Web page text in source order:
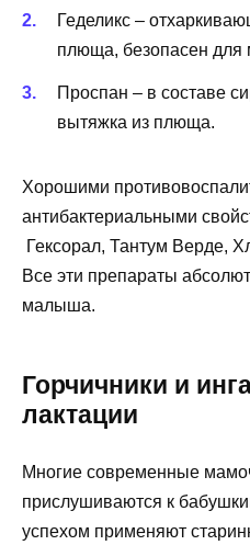
Геделикс –
плюща, безопасен для
Проспан – в составе
вытяжка из плюща.
Хорошими
антибактериальными
Гексорал, Тантум Верде,
Все эти препараты
малыша.
Горчичники и
лактации
Многие современные
прислушиваются к
успехом применяют